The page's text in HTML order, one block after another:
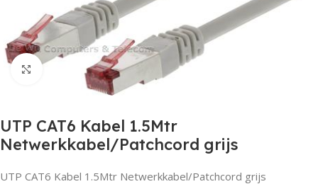
Click to enlarge
UTP CAT6 Kabel 1.5Mtr
Netwerkkabel/Patchcord grijs
UTP CAT6 Kabel 1.5Mtr Netwerkkabel/Patchcord grijs